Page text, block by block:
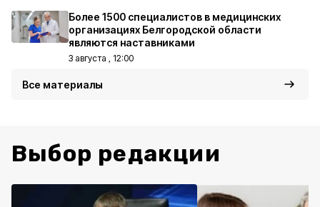
Более 1500 специалистов в медицинских
организациях Белгородской области
являются наставниками
3 августа , 12:00
Все материалы
Выбор редакции